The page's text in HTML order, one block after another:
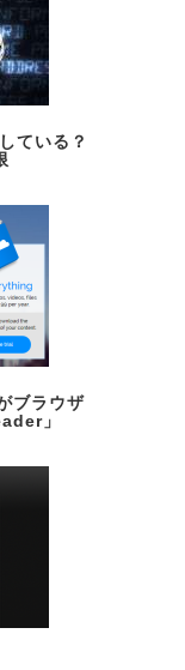
ている？
ブラウザ
」